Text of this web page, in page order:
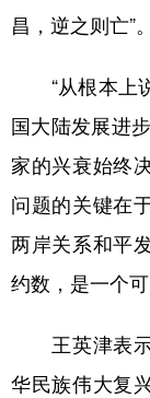
昌，逆之则亡”。
“从根本上说
国大陆发展进
家的兴衰始终
问题的关键在
两岸关系和平
约数，是一个
王英津表示
华民族伟大复